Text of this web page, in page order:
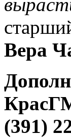
Вера
(391)